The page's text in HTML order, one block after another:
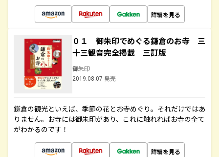
詳細を見る
０１ 御朱印でめぐる鎌倉のお寺 三
十三観音完全掲載 三訂版
御朱印
2019.08.07 発売
鎌倉の観光といえば、季節の花とお寺めぐり。それだけではあ
りません。お寺には御朱印があり、これに触れればお寺の全て
がわかるのです！
詳細を見る